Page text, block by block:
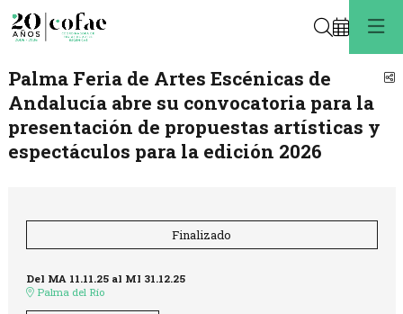
Buscar
Palma Feria de Artes Escénicas de
Andalucía abre su convocatoria para la
presentación de propuestas artísticas y
espectáculos para la edición 2026
Finalizado
Del MA 11.11.25al MI 31.12.25
Palma del Río